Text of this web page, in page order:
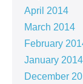
April 2014
March 2014
February
January 2014
December